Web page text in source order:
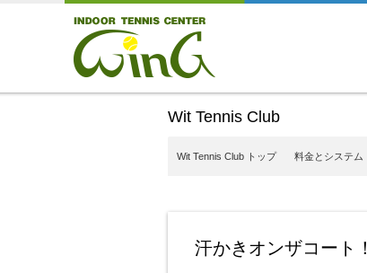
Wit Tennis Club
Wit Tennis Club トップ 料金とシステム
汗かきオンザコート！